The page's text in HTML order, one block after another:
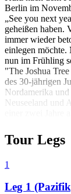
Berlin im
„See you next
geheißen haben.
immer wieder
einlegen möchte.
nun im Frühling
"The Joshua
des 30-jährigen
Nordamerika
Neuseeland und
einer zwei Jahre
Asien mit einem
gefeierten Live-
mussten sogar
Indien.
Tour Legs
1
Leg 1